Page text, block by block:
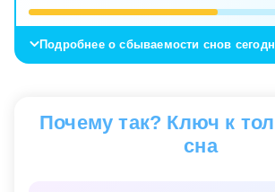
территории.
Сбор урожая в собственном
говорит о планомерном успехе: вы
участке вскрывает скрытую
конкуренцию. Подсознание
подсвечивает соблазн присвоить
Подробнее о сбываемости снов
Почему так? Ключ к
сна